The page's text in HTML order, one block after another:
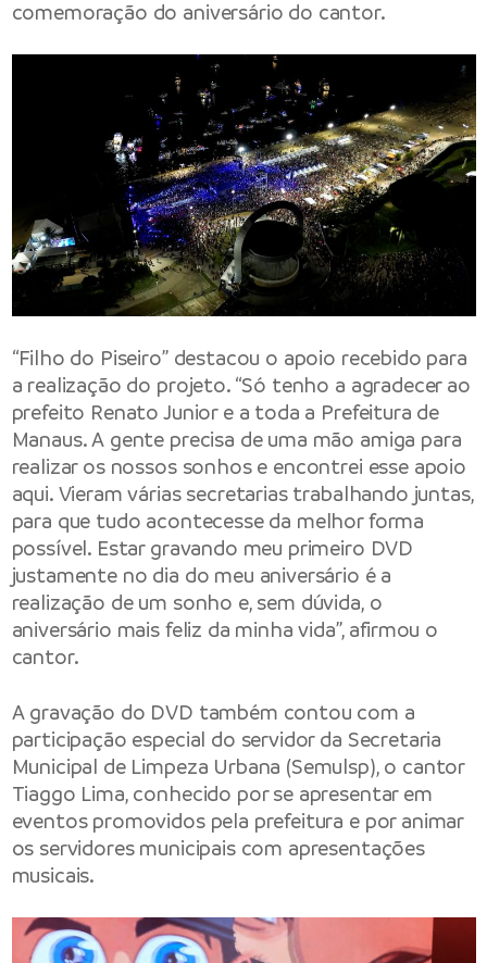
comemoração do aniversário do cantor.
“Filho do Piseiro” destacou o apoio recebido para
a realização do projeto. “Só tenho a agradecer ao
prefeito Renato Junior e a toda a Prefeitura de
Manaus. A gente precisa de uma mão amiga para
realizar os nossos sonhos e encontrei esse apoio
aqui. Vieram várias secretarias trabalhando juntas,
para que tudo acontecesse da melhor forma
possível. Estar gravando meu primeiro DVD
justamente no dia do meu aniversário é a
realização de um sonho e, sem dúvida, o
aniversário mais feliz da minha vida”, afirmou o
cantor.
A gravação do DVD também contou com a
participação especial do servidor da Secretaria
Municipal de Limpeza Urbana (Semulsp), o cantor
Tiaggo Lima, conhecido por se apresentar em
eventos promovidos pela prefeitura e por animar
os servidores municipais com apresentações
musicais.